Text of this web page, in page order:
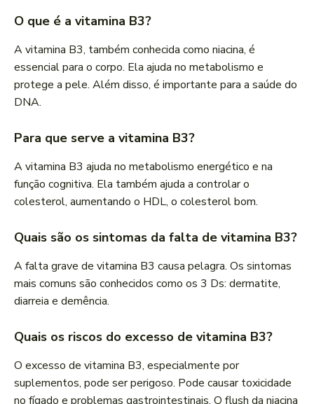
O que é a vitamina B3?
A vitamina B3, também conhecida como niacina, é
essencial para o corpo. Ela ajuda no metabolismo e
protege a pele. Além disso, é importante para a saúde do
DNA.
Para que serve a vitamina B3?
A vitamina B3 ajuda no metabolismo energético e na
função cognitiva. Ela também ajuda a controlar o
colesterol, aumentando o HDL, o colesterol bom.
Quais são os sintomas da falta de vitamina B3?
A falta grave de vitamina B3 causa pelagra. Os sintomas
mais comuns são conhecidos como os 3 Ds: dermatite,
diarreia e demência.
Quais os riscos do excesso de vitamina B3?
O excesso de vitamina B3, especialmente por
suplementos, pode ser perigoso. Pode causar toxicidade
no fígado e problemas gastrointestinais. O flush da niacina